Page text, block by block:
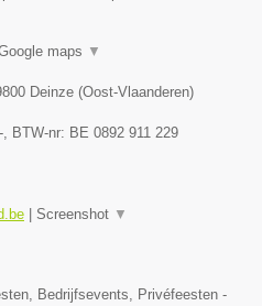
maps ▼
Deinze (Oost-Vlaanderen)
-, BTW-nr: BE 0892 911 229
Screenshot ▼
Bedrijfsevents, Privéfeesten -